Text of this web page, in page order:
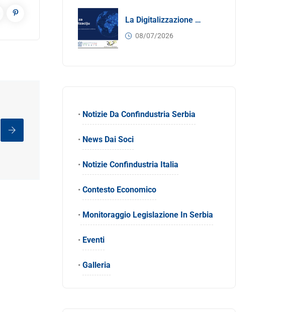
La Digitalizzazione Come Motore Dell’internazionalizzazione
08/07/2026
• Notizie Da Confindustria Serbia
• News Dai Soci
• Notizie Confindustria Italia
• Contesto Economico
• Monitoraggio Legislazione In Serbia
• Eventi
• Galleria